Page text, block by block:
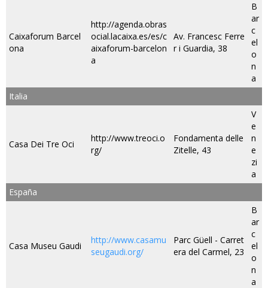
Caixaforum Barcel
ona
http://agenda.obras
ocial.lacaixa.es/es/c
aixaforum-barcelon
a
Av. Francesc Ferre
r i Guardia, 38
B
ar
c
el
o
n
a
Italia
Casa Dei Tre Oci
http://www.treoci.o
rg/
Fondamenta delle
Zitelle, 43
V
e
n
e
zi
a
España
Casa Museu Gaudi
http://www.casamu
seugaudi.org/
Parc Güell - Carret
era del Carmel, 23
B
ar
c
el
o
n
a